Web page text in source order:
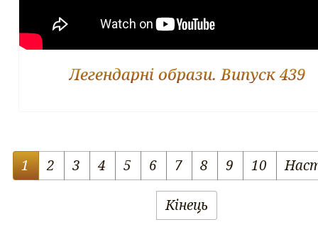
Легендарні образи. Випуск 439
1 2 3 4 5 6 7 8 9 10
Кінець